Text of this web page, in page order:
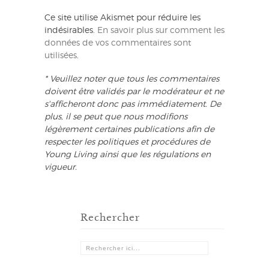
Ce site utilise Akismet pour réduire les
indésirables. En savoir plus sur comment les
données de vos commentaires sont
utilisées.
* Veuillez noter que tous les commentaires
doivent être validés par le modérateur et ne
s'afficheront donc pas immédiatement. De
plus, il se peut que nous modifions
légèrement certaines publications afin de
respecter les politiques et procédures de
Young Living ainsi que les régulations en
vigueur.
Rechercher